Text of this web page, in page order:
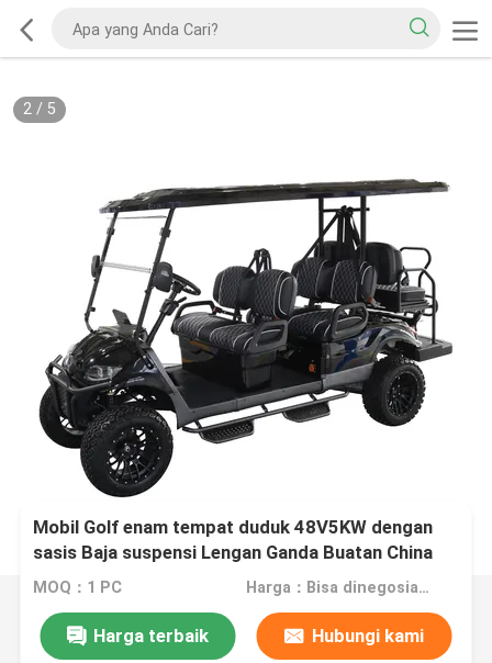
2/ 5
Mobil Golf enam tempat duduk 48V5KW dengan
sasis Baja suspensi Lengan Ganda Buatan China
MOQ：1 PC Harga：Bisa dinegosiasikan
Harga terbaik Hubungi kami